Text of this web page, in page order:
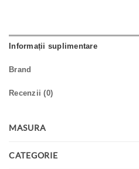
Informații suplimentare
Brand
Recenzii (0)
MASURA
CATEGORIE